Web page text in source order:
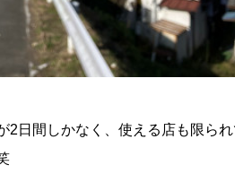
2日間しかなく、使える店も限ら